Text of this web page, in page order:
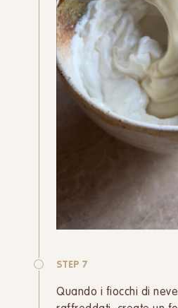
STEP 7
Quando i fiocchi di